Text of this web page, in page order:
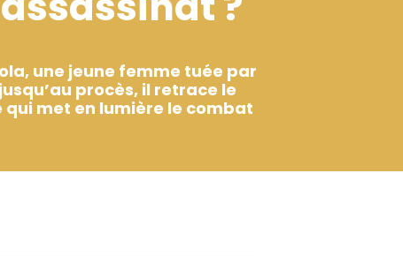
une jeune femme tuée par
procès, il retrace le
met en lumière le combat